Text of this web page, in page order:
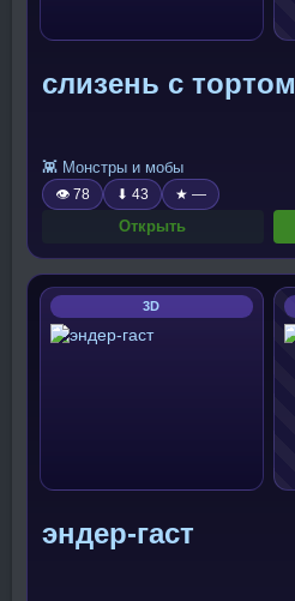
слизень с тортом
👾 Монстры и мобы
👁 78 ⬇ 43 ★ —
Открыть
3D
эндер-гаст